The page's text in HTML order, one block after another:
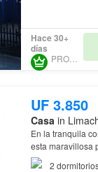
Hace 30+
días
PROURBE
UF 3.850
Casa in
En la tranquila
esta maravillosa
parrilla /
2